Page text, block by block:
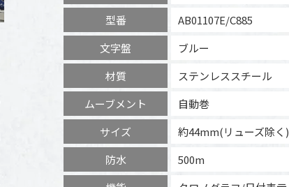
型番
AB01107E/C885
文字盤
ブルー
材質
ステンレススチール
ムーブメント
自動巻
サイズ
約44mm(リューズ除く)
防水
500m